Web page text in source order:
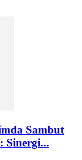
Sambut
Sinergi...